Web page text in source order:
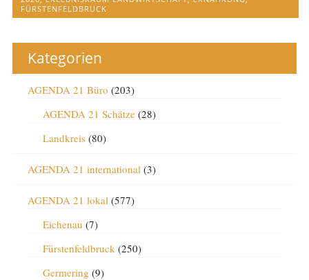
FÜRSTENFELDBRUCK
Kategorien
AGENDA 21 Büro (203)
AGENDA 21 Schätze(28)
Landkreis(80)
AGENDA 21 international (3)
AGENDA 21 lokal (577)
Eichenau (7)
Fürstenfeldbruck (250)
Germering (9)